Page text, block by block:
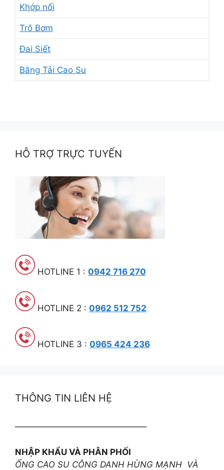
Khớp nối
Trõ Bơm
Đai Siết
Băng Tải Cao Su
HỖ TRỢ TRỰC TUYẾN
HOTLINE 1 : 0942 716 270
HOTLINE 2 : 0962 512 752
HOTLINE 3 : 0965 424 236
THÔNG TIN LIÊN HỆ
———————————————–
NHẬP KHẨU VÀ PHÂN PHỐI
ỐNG CAO SU CÔNG DANH HÙNG MẠNH VÀ